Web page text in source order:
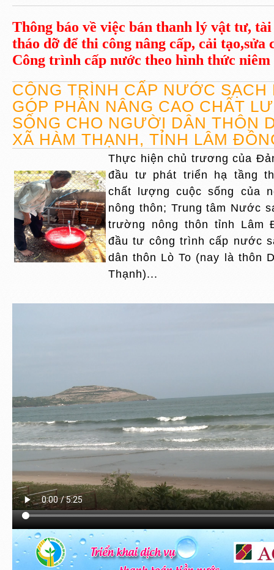
Thông báo về việc bán thanh lý vật tư,
tháo dỡ để thi công nâng cấp, cải tạo,sửa
Công trình cấp nước theo hình thức niêm
CÔNG TRÌNH CẤP NƯỚC SẠCH
GÓP PHẦN NÂNG CAO CHẤT
SỐNG CHO NGƯỜI DÂN THÔN
XÃ HÀM THẠNH, TỈNH LÂM
Thực hiện chủ trương của
đầu tư phát triển hạ tầng
chất lượng cuộc sống của
nông thôn; Trung tâm Nước
trường nông thôn tỉnh Lâm
đầu tư công trình cấp nước
dân thôn Lò To (nay là thôn
Thạnh)...